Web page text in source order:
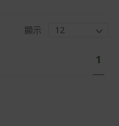
顯示
您
目
1